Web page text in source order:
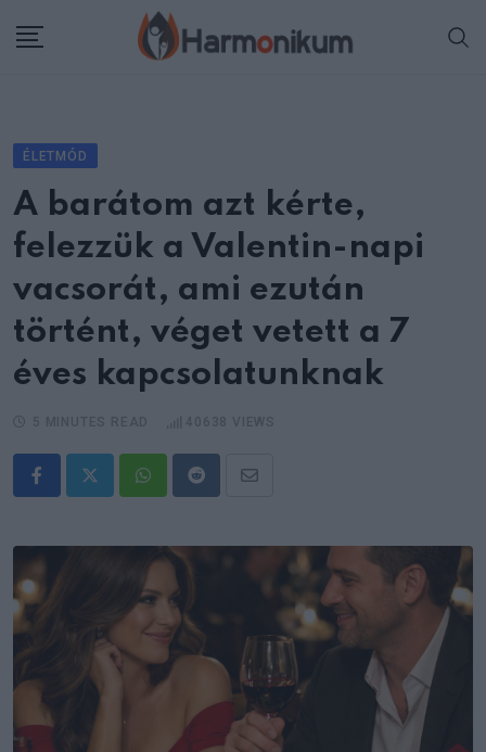
ÉLETMÓD
A barátom azt kérte,
felezzük a Valentin-napi
vacsorát, ami ezután
történt, véget vetett a 7
éves kapcsolatunknak
WhatsappRedditShare
Email